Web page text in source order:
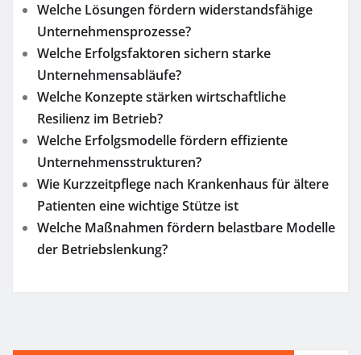
Welche Lösungen fördern widerstandsfähige
Unternehmensprozesse?
Welche Erfolgsfaktoren sichern starke
Unternehmensabläufe?
Welche Konzepte stärken wirtschaftliche
Resilienz im Betrieb?
Welche Erfolgsmodelle fördern effiziente
Unternehmensstrukturen?
Wie Kurzzeitpflege nach Krankenhaus für ältere
Patienten eine wichtige Stütze ist
Welche Maßnahmen fördern belastbare Modelle
der Betriebslenkung?